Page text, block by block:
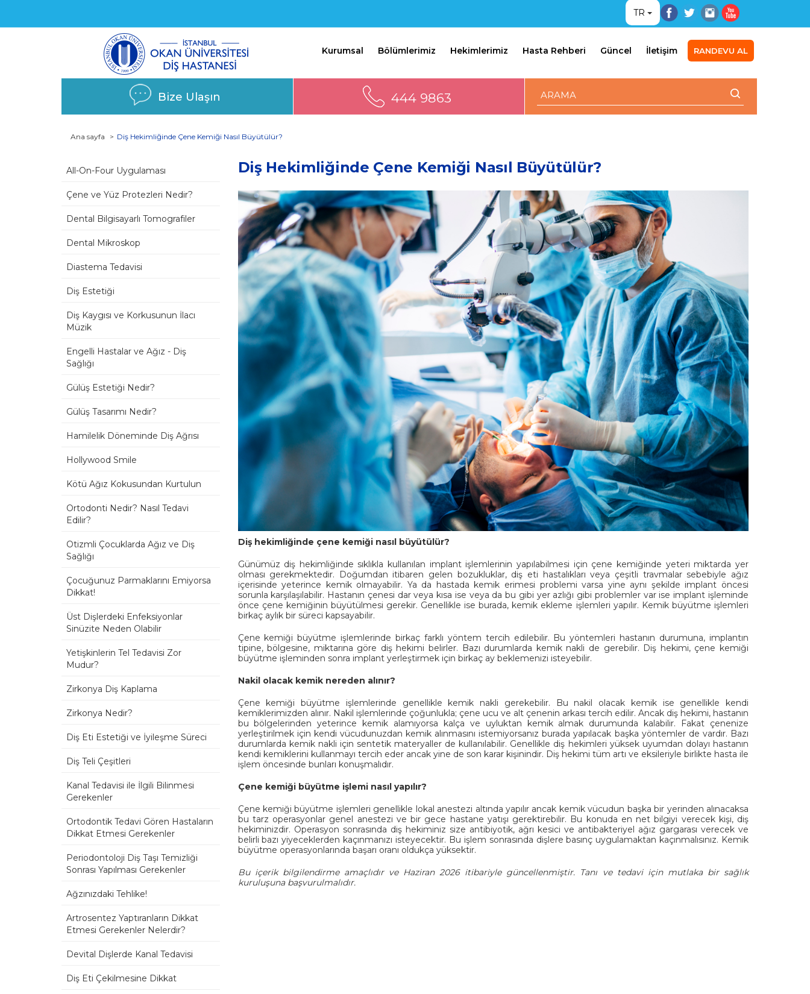
TR
Kurumsal Bölümlerimiz Hekimlerimiz Hasta Rehberi Güncel İletişim RANDEVU AL
Bize Ulaşın 444 9863
Ana sayfa Diş Hekimliğinde Çene Kemiği Nasıl Büyütülür?
All-On-Four Uygulaması
Çene ve Yüz Protezleri Nedir?
Dental Bilgisayarlı Tomografiler
Dental Mikroskop
Diastema Tedavisi
Diş Estetiği
Diş Kaygısı ve Korkusunun İlacı
Müzik
Engelli Hastalar ve Ağız - Diş
Sağlığı
Gülüş Estetiği Nedir?
Gülüş Tasarımı Nedir?
Hamilelik Döneminde Diş Ağrısı
Hollywood Smile
Kötü Ağız Kokusundan Kurtulun
Ortodonti Nedir? Nasıl Tedavi
Edilir?
Otizmli Çocuklarda Ağız ve Diş
Sağlığı
Çocuğunuz Parmaklarını Emiyorsa
Dikkat!
Üst Dişlerdeki Enfeksiyonlar
Sinüzite Neden Olabilir
Yetişkinlerin Tel Tedavisi Zor
Mudur?
Zirkonya Diş Kaplama
Zirkonya Nedir?
Diş Eti Estetiği ve İyileşme Süreci
Diş Teli Çeşitleri
Kanal Tedavisi ile İlgili Bilinmesi
Gerekenler
Ortodontik Tedavi Gören Hastaların
Dikkat Etmesi Gerekenler
Periodontoloji Diş Taşı Temizliği
Sonrası Yapılması Gerekenler
Ağzınızdaki Tehlike!
Artrosentez Yaptıranların Dikkat
Etmesi Gerekenler Nelerdir?
Devital Dişlerde Kanal Tedavisi
Diş Eti Çekilmesine Dikkat
Diş Hekimliğinde Çene Kemiği Nasıl Büyütülür?
Diş hekimliğinde çene kemiği nasıl büyütülür?
Günümüz diş hekimliğinde sıklıkla kullanılan implant işlemlerinin yapılabilmesi için çene kemiğinde yeteri miktarda yer
olması gerekmektedir. Doğumdan itibaren gelen bozukluklar, diş eti hastalıkları veya çeşitli travmalar sebebiyle ağız
içerisinde yeterince kemik olmayabilir. Ya da hastada kemik erimesi problemi varsa yine aynı şekilde implant öncesi
sorunla karşılaşılabilir. Hastanın çenesi dar veya kısa ise veya da bu gibi yer azlığı gibi problemler var ise implant işleminde
önce çene kemiğinin büyütülmesi gerekir. Genellikle ise burada, kemik ekleme işlemleri yapılır. Kemik büyütme işlemleri
birkaç aylık bir süreci kapsayabilir.
Çene kemiği büyütme işlemlerinde birkaç farklı yöntem tercih edilebilir. Bu yöntemleri hastanın durumuna, implantın
tipine, bölgesine, miktarına göre diş hekimi belirler. Bazı durumlarda kemik nakli de gerebilir. Diş hekimi, çene kemiği
büyütme işleminden sonra implant yerleştirmek için birkaç ay beklemenizi isteyebilir.
Nakil olacak kemik nereden alınır?
Çene kemiği büyütme işlemlerinde genellikle kemik nakli gerekebilir. Bu nakil olacak kemik ise genellikle kendi
kemiklerimizden alınır. Nakil işlemlerinde çoğunlukla; çene ucu ve alt çenenin arkası tercih edilir. Ancak diş hekimi, hastanın
bu bölgelerinden yeterince kemik alamıyorsa kalça ve uyluktan kemik almak durumunda kalabilir. Fakat çenenize
yerleştirilmek için kendi vücudunuzdan kemik alınmasını istemiyorsanız burada yapılacak başka yöntemler de vardır. Bazı
durumlarda kemik nakli için sentetik materyaller de kullanılabilir. Genellikle diş hekimleri yüksek uyumdan dolayı hastanın
kendi kemiklerini kullanmayı tercih eder ancak yine de son karar kişinindir. Diş hekimi tüm artı ve eksileriyle birlikte hasta ile
işlem öncesinde bunları konuşmalıdır.
Çene kemiği büyütme işlemi nasıl yapılır?
Çene kemiği büyütme işlemleri genellikle lokal anestezi altında yapılır ancak kemik vücudun başka bir yerinden alınacaksa
bu tarz operasyonlar genel anestezi ve bir gece hastane yatışı gerektirebilir. Bu konuda en net bilgiyi verecek kişi, diş
hekiminizdir. Operasyon sonrasında diş hekiminiz size antibiyotik, ağrı kesici ve antibakteriyel ağız gargarası verecek ve
belirli bazı yiyeceklerden kaçınmanızı isteyecektir. Bu işlem sonrasında dişlere basınç uygulamaktan kaçınmalısınız. Kemik
büyütme operasyonlarında başarı oranı oldukça yüksektir.
Bu içerik bilgilendirme amaçlıdır ve Haziran 2026 itibariyle güncellenmiştir. Tanı ve tedavi için mutlaka bir sağlık
kuruluşuna başvurulmalıdır.